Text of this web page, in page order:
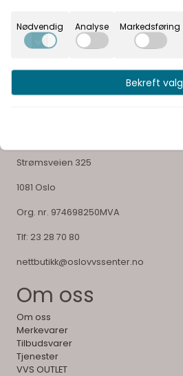
Strømsveien 325
1081 Oslo
Org. nr. 974698250MVA
Tlf: 23 28 70 80
nettbutikk@oslovvssenter.no
Om oss
Om oss
Merkevarer
Tilbudsvarer
Tjenester
VVS OUTLET
Nødvendig Analyse Markedsføring
Bekreft valg